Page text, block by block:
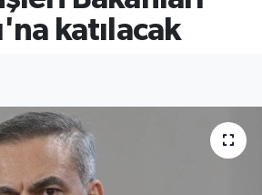
katılacak